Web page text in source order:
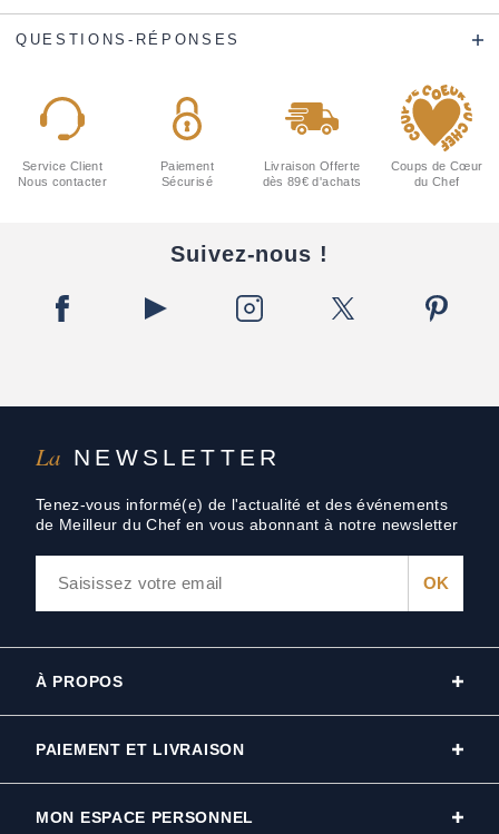
QUESTIONS-RÉPONSES
La NEWSLETTER
Tenez-vous informé(e) de l'actualité et des événements
de Meilleur du Chef en vous abonnant à notre newsletter
Service Client
Nous contacter
Paiement
Sécurisé
Livraison Offerte
dès 89€ d'achats
Coups de Cœur
du Chef
Suivez-nous !
À PROPOS
PAIEMENT ET LIVRAISON
MON ESPACE PERSONNEL